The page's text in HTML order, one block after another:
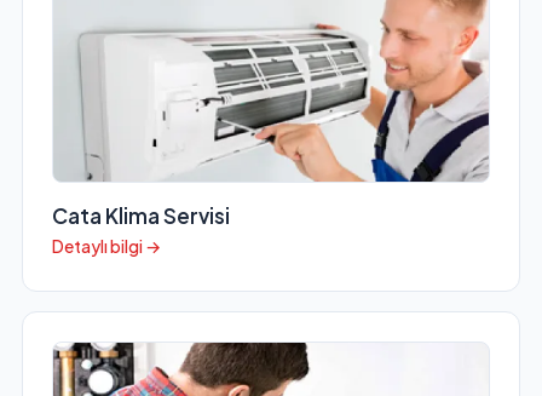
Cata Klima Servisi
Detaylı bilgi →